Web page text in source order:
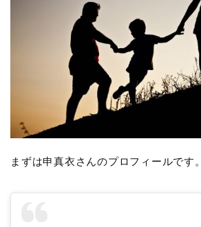
まずは申真衣さんのプロフィールです。